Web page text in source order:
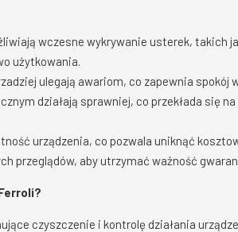
wczesne wykrywanie usterek, takich
użytkowania.
ulegają awariom, co zapewnia spokój
działają sprawniej, co przekłada się
urządzenia, co pozwala uniknąć
przeglądów, aby utrzymać ważność
czyszczenie i kontrolę działania